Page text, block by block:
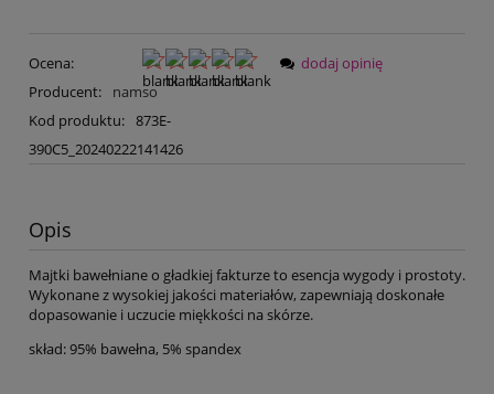
Ocena:
Producent:
namso
Kod produktu: 873E-
390C5_20240222141426
dodaj opinię
Opis
Majtki bawełniane o gładkiej fakturze to esencja wygody i prostoty.
Wykonane z wysokiej jakości materiałów, zapewniają doskonałe
dopasowanie i uczucie miękkości na skórze.
skład: 95% bawełna, 5% spandex